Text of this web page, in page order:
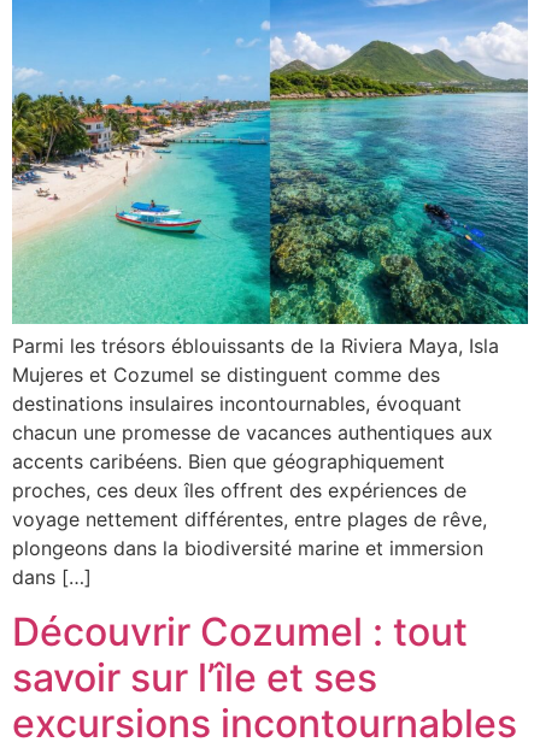
Parmi les trésors éblouissants de la Riviera Maya, Isla
Mujeres et Cozumel se distinguent comme des
destinations insulaires incontournables, évoquant
chacun une promesse de vacances authentiques aux
accents caribéens. Bien que géographiquement
proches, ces deux îles offrent des expériences de
voyage nettement différentes, entre plages de rêve,
plongeons dans la biodiversité marine et immersion
dans […]
Découvrir Cozumel : tout
savoir sur l’île et ses
excursions incontournables